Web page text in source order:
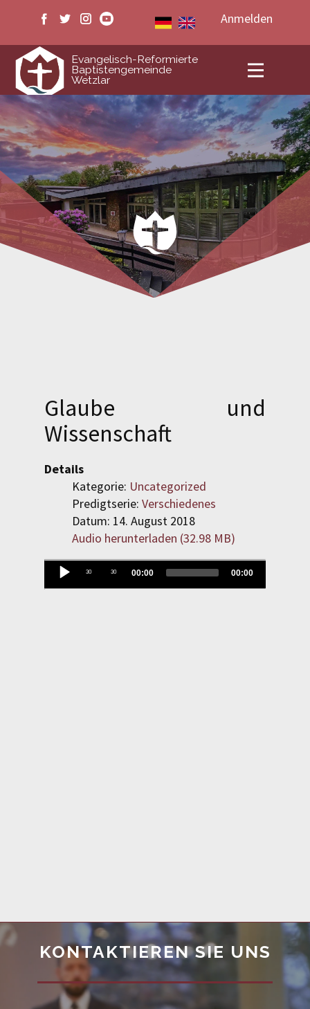
Anmelden
Evangelisch-Reformierte
Baptistengemeinde
Wetzlar
ERB Wetzlar
Veranstaltungen
Medien
Livestream
Kontakt
REGISTRIEREN
Evangelisch-Reformierte
Baptistengemeinde
Glaube und
Wissenschaft
Details
Kategorie: Uncategorized
Predigtserie: Verschiedenes
Datum: 14. August 2018
Audio herunterladen (32.98 MB)
Audio-
Player
30 30 00:00 00:00
KONTAKTIEREN SIE UNS